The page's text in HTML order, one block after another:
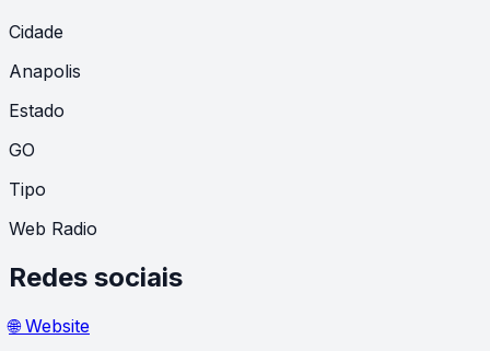
Cidade
Anapolis
Estado
GO
Tipo
Web Radio
Redes sociais
🌐 Website